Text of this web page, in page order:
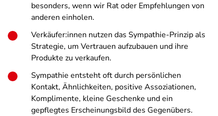
besonders, wenn wir Rat oder Empfehlungen von
anderen einholen.
Verkäufer:innen nutzen das Sympathie-Prinzip als
Strategie, um Vertrauen aufzubauen und ihre
Produkte zu verkaufen.
Sympathie entsteht oft durch persönlichen
Kontakt, Ähnlichkeiten, positive Assoziationen,
Komplimente, kleine Geschenke und ein
gepflegtes Erscheinungsbild des Gegenübers.